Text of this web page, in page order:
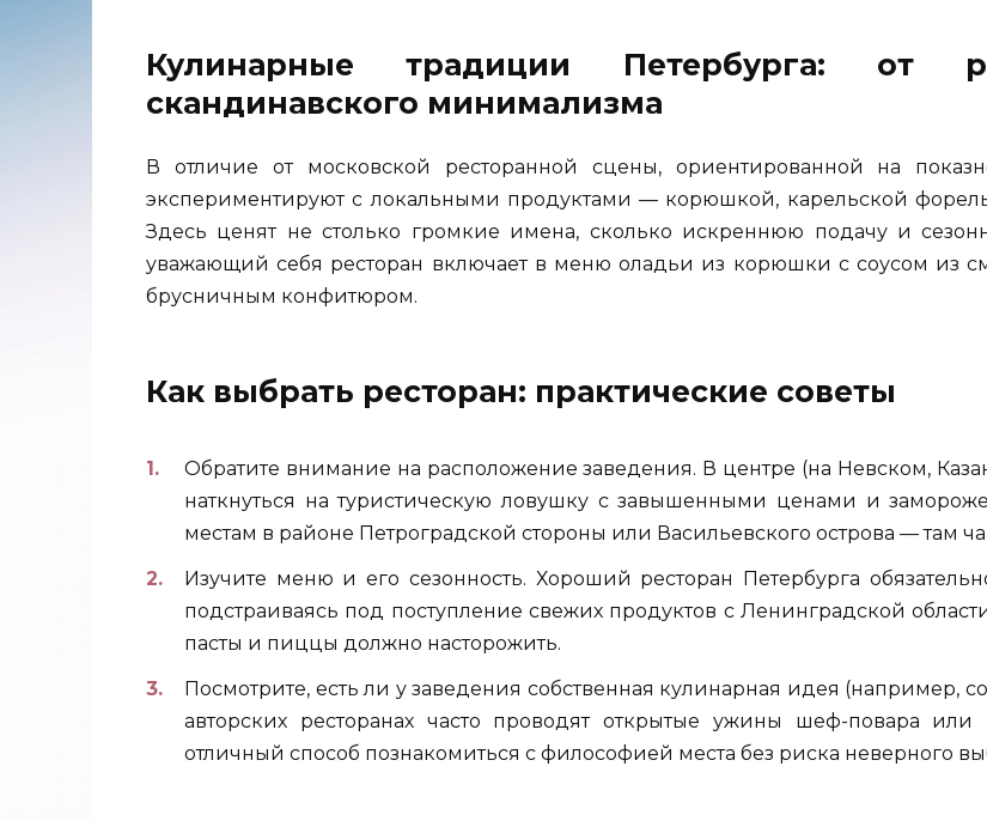
Кулинарные традиции Петербурга: от
скандинавского минимализма
В отличие от московской ресторанной сцены, ориентированной на
экспериментируют с локальными продуктами — корюшкой, карельской
Здесь ценят не столько громкие имена, сколько искреннюю подачу и
уважающий себя ресторан включает в меню оладьи из корюшки с соусом из
брусничным конфитюром.
Как выбрать ресторан: практические советы
Обратите внимание на расположение заведения. В центре (на Невском,
наткнуться на туристическую ловушку с завышенными ценами и
местам в районе Петроградской стороны или Васильевского острова — там
Изучите меню и его сезонность. Хороший ресторан Петербурга
подстраиваясь под поступление свежих продуктов с Ленинградской
пасты и пиццы должно насторожить.
Посмотрите, есть ли у заведения собственная кулинарная идея (например,
авторских ресторанах часто проводят открытые ужины шеф-повара
отличный способ познакомиться с философией места без риска неверного